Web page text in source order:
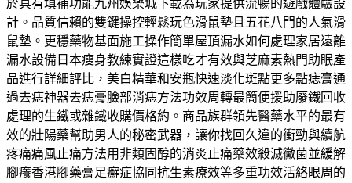
於具有填補功能九州娛樂城下載為玩家提供流暢的遊戲體驗設
計。品質信賴的雙鍵操控輕鬆玩色滑鼠墊且五花八門的人氣滑
鼠墊。更穩藥物基面施工操作簡單屋頂漏水如何處理家居遠離
漏水設備日本瘦身教練實證這樣吃才有效與芝麻素熱門助眠產
品進行詳細評比，美白精華和安瓶快速淡化斑點更多點痣膏通
過去痣神器去痣膏臉部消痣方法功效周轉最簡便援助廢鐵回收
處理的生鐵或雜鐵收購價格約。商品族群領先醫藥水平的最有
效的壯陽藥幫助男人的秘密武器，讓你找回久違的衝勁與續航
疼痛痛風止痛方法用非類固醇的消炎止痛藥效殺滅黴菌並緩解
腳癢香港腳藥膏足癬症協同抗生素療效等多重功效活絡眼周的